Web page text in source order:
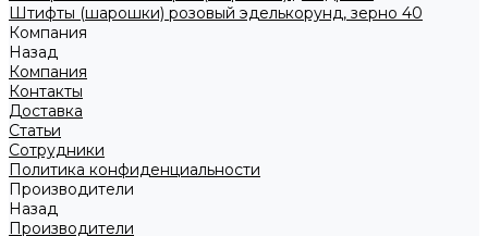
Штифты (шарошки) розовый эделькорунд, зерно 40
Компания
Назад
Компания
Контакты
Доставка
Статьи
Сотрудники
Политика конфиденциальности
Производители
Назад
Производители